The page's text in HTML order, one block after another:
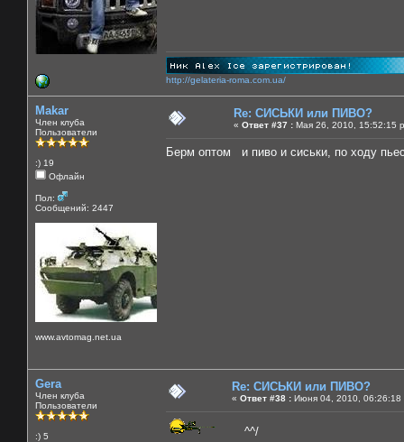
http://gelateria-roma.com.ua/
Makar
Член клуба
Пользователи
:) 19
Офлайн
Пол:
Сообщений: 2447
www.avtomag.net.ua
Re: СИСЬКИ или ПИВО?
« Ответ #37 : Мая 26, 2010, 15:52:15
Берм оптом и пиво и сиськи, по ходу
Gera
Член клуба
Пользователи
:) 5
Re: СИСЬКИ или ПИВО?
« Ответ #38 : Июня 04, 2010, 06:26:18
^^/